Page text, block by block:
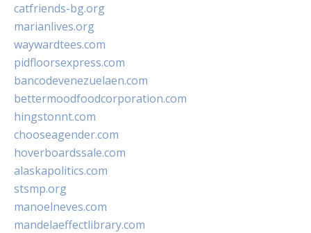
catfriends-bg.org
marianlives.org
waywardtees.com
pidfloorsexpress.com
bancodevenezuelaen.com
bettermoodfoodcorporation.com
hingstonnt.com
chooseagender.com
hoverboardssale.com
alaskapolitics.com
stsmp.org
manoelneves.com
mandelaeffectlibrary.com